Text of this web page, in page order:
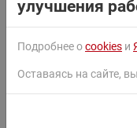
+12/-
улучшения
Подробнее оcookies и
Оставаясь на сайте,